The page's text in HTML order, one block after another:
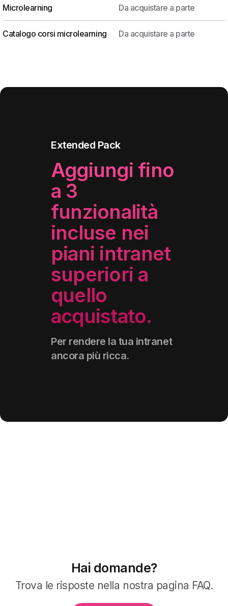
Microlearning Da acquistare a parte
Catalogo corsi microlearning Da acquistare a parte
Extended Pack
Aggiungi fino
a 3
funzionalità
incluse nei
piani intranet
superiori a
quello
acquistato.
Per rendere la tua intranet
ancora più ricca.
Hai domande?
Trova le risposte nella nostra pagina FAQ.